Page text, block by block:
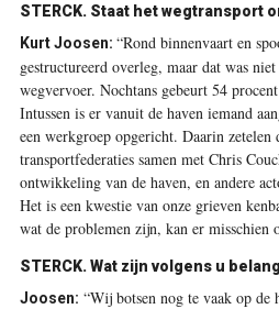
STERCK. Staat het wegtransport
Kurt Joosen: “Rond binnenvaart en
gestructureerd overleg, maar dat was
wegvervoer. Nochtans gebeurt 54
Intussen is er vanuit de haven iemand
een werkgroep opgericht. Daarin zetelen
transportfederaties samen met Chris
ontwikkeling van de haven, en andere
Het is een kwestie van onze grieven
wat de problemen zijn, kan er misschien
STERCK. Wat zijn volgens u
Joosen: “Wij botsen nog te vaak op